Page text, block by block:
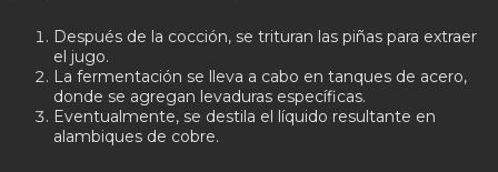
Después de la cocción, se trituran las piñas para extraer
el jugo.
La fermentación se lleva a cabo en tanques de acero,
donde se agregan levaduras específicas.
Eventualmente, se destila el líquido resultante en
alambiques de cobre.